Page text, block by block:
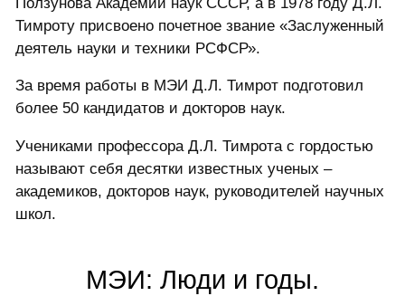
Тимроту присвоено почетное звание «Заслуженный
деятель науки и техники РСФСР».
За время работы в МЭИ Д.Л. Тимрот подготовил
более 50 кандидатов и докторов наук.
Учениками профессора Д.Л. Тимрота с гордостью
называют себя десятки известных ученых –
академиков, докторов наук, руководителей научных
школ.
МЭИ: Люди и годы.